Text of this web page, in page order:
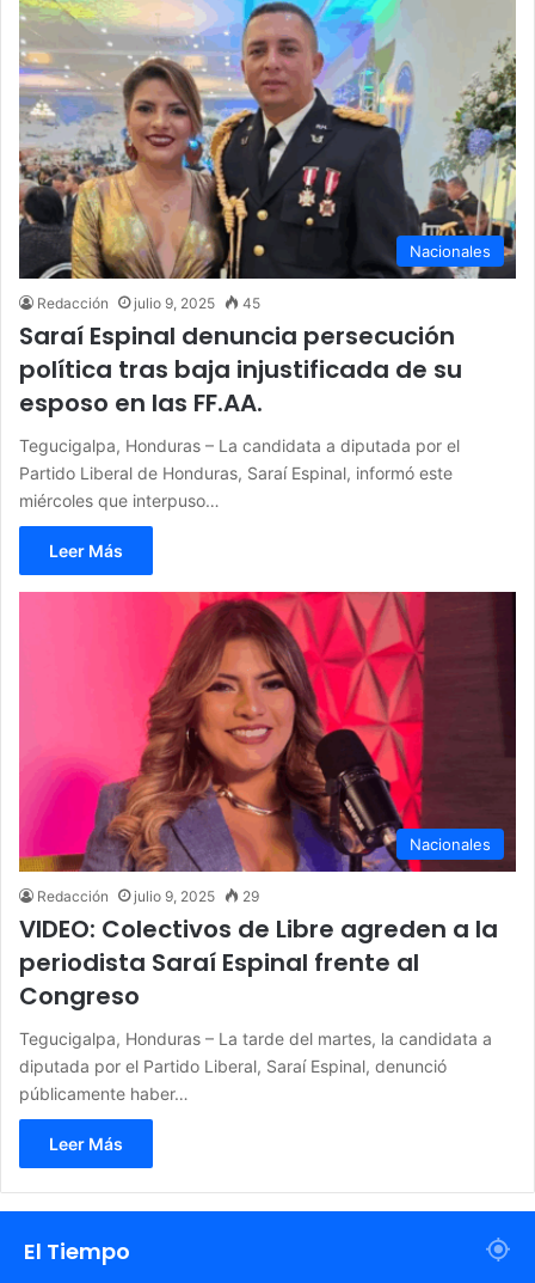
Nacionales
Redacción julio 9, 2025 45
Saraí Espinal denuncia persecución
política tras baja injustificada de su
esposo en las FF.AA.
Tegucigalpa, Honduras – La candidata a diputada por el
Partido Liberal de Honduras, Saraí Espinal, informó este
miércoles que interpuso…
Leer Más
Nacionales
Redacción julio 9, 2025 29
VIDEO: Colectivos de Libre agreden a la
periodista Saraí Espinal frente al
Congreso
Tegucigalpa, Honduras – La tarde del martes, la candidata a
diputada por el Partido Liberal, Saraí Espinal, denunció
públicamente haber…
Leer Más
El Tiempo